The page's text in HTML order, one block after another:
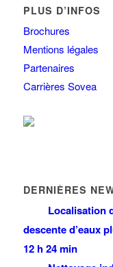
PLUS D’INFOS
Brochures
Mentions légales
Partenaires
Carrières Sovea
DERNIÈRES
Localisation
descente d’eaux
12 h 24 min